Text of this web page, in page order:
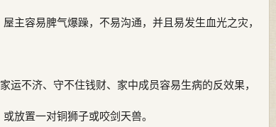
主容易脾气爆躁，不易沟通，并且易发生血光之灾，
运不济、守不住钱财、家中成员容易生病的反效果，
放置一对铜狮子或咬剑天兽。